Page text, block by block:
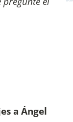
a Ángel